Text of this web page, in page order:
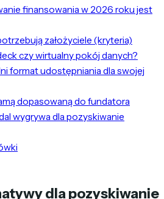
finansowania w 2026 roku jest
założyciele (kryteria)
czy wirtualny pokój danych?
format udostępniania dla swojej
dopasowaną do fundatora
wygrywa dla pozyskiwanie
dla pozyskiwanie